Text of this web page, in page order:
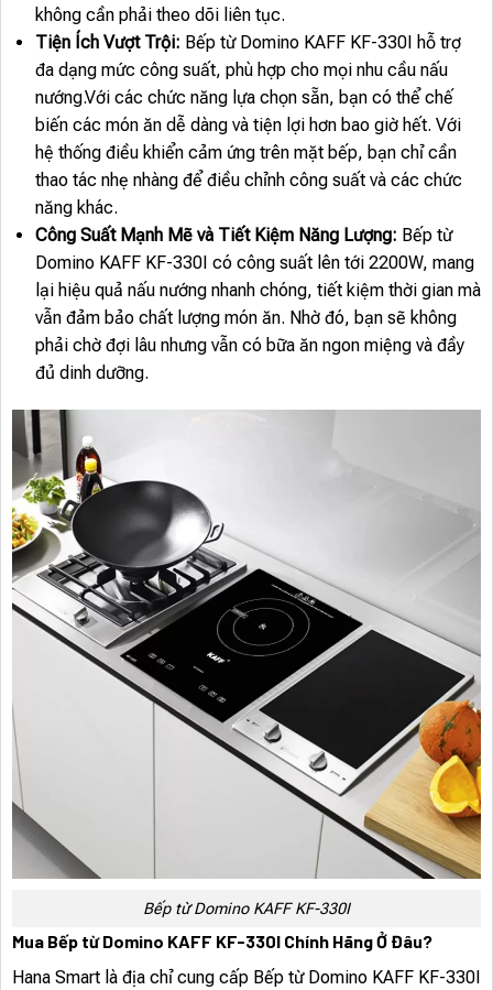
không cần phải theo dõi liên tục.
Tiện Ích Vượt Trội: Bếp từ Domino KAFF KF-330I hỗ trợ
đa dạng mức công suất, phù hợp cho mọi nhu cầu nấu
nướng.Với các chức năng lựa chọn sẵn, bạn có thể chế
biến các món ăn dễ dàng và tiện lợi hơn bao giờ hết. Với
hệ thống điều khiển cảm ứng trên mặt bếp, bạn chỉ cần
thao tác nhẹ nhàng để điều chỉnh công suất và các chức
năng khác.
Công Suất Mạnh Mẽ và Tiết Kiệm Năng Lượng: Bếp từ
Domino KAFF KF-330I có công suất lên tới 2200W, mang
lại hiệu quả nấu nướng nhanh chóng, tiết kiệm thời gian mà
vẫn đảm bảo chất lượng món ăn. Nhờ đó, bạn sẽ không
phải chờ đợi lâu nhưng vẫn có bữa ăn ngon miệng và đầy
đủ dinh dưỡng.
Bếp từ Domino KAFF KF-330I
Mua Bếp từ Domino KAFF KF-330I Chính Hãng Ở Đâu?
Hana Smart là địa chỉ cung cấp Bếp từ Domino KAFF KF-330I